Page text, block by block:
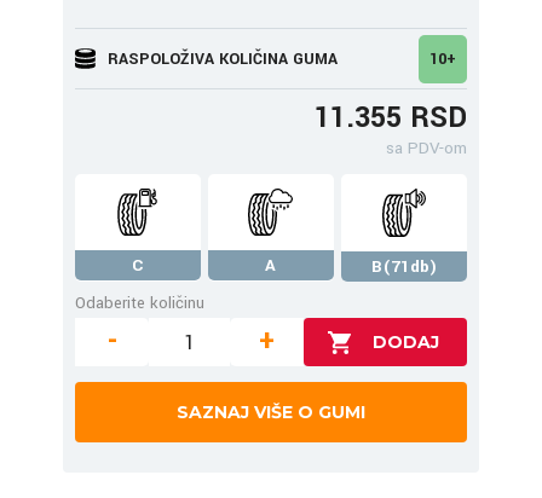
RASPOLOŽIVA KOLIČINA GUMA 10+
11.355 RSD
sa PDV-om
C A
B(71db)
Odaberite količinu
- +
SAZNAJ VIŠE O GUMI